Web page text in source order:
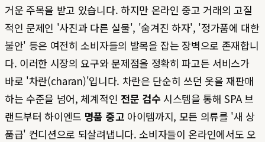
거운 주목을 받고 있습니다. 하지만 온라인 중고 거래의 고질
적인 문제인 '사진과 다른 실물', '숨겨진 하자', '정가품에 대한
불안' 등은 여전히 소비자들의 발목을 잡는 장벽으로 존재합니
다. 이러한 시장의 요구와 문제점을 정확히 파고든 서비스가
바로 '차란(charan)'입니다. 차란은 단순히 쓰던 옷을 재판매
하는 수준을 넘어, 체계적인 전문 검수 시스템을 통해 SPA 브
랜드부터 하이엔드 명품 중고 아이템까지, 모든 의류를 '새 상
품급' 컨디션으로 되살려냅니다. 소비자들이 온라인에서도 오